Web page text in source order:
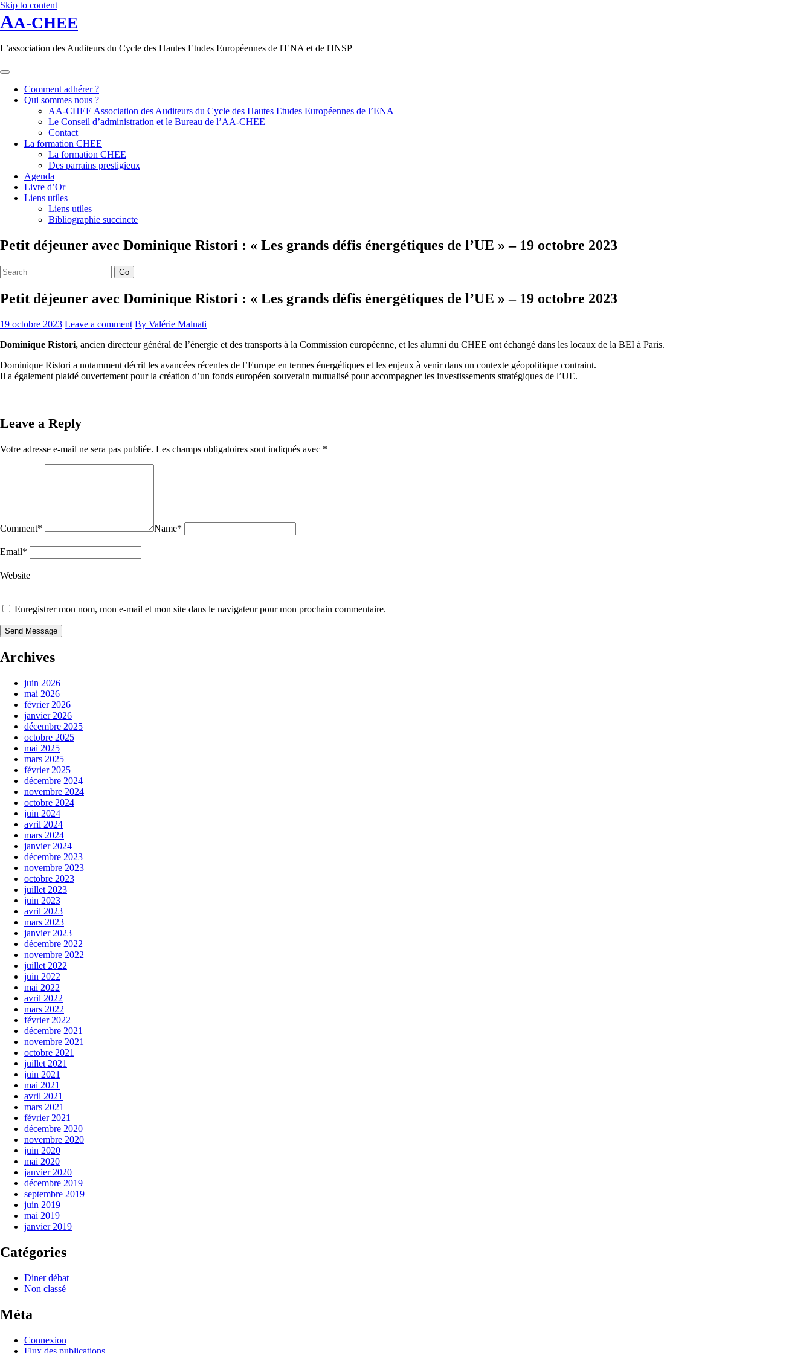
Skip to content
AA-CHEE
L’association des Auditeurs du Cycle des Hautes Etudes Européennes de l'ENA et de l'INSP
Comment adhérer ?
Qui sommes nous ?
AA-CHEE Association des Auditeurs du Cycle des Hautes Etudes Européennes de l’ENA
Le Conseil d’administration et le Bureau de l’AA-CHEE
Contact
La formation CHEE
La formation CHEE
Des parrains prestigieux
Agenda
Livre d’Or
Liens utiles
Liens utiles
Bibliographie succincte
Petit déjeuner avec Dominique Ristori : « Les grands défis énergétiques de l’UE » – 19 octobre 2023
Go
Petit déjeuner avec Dominique Ristori : « Les grands défis énergétiques de l’UE » – 19 octobre 2023
19 octobre 2023 Leave a comment By Valérie Malnati
Dominique Ristori, ancien directeur général de l’énergie et des transports à la Commission européenne, et les alumni du CHEE ont échangé dans les locaux de la BEI à Paris.
Dominique Ristori a notamment décrit les avancées récentes de l’Europe en termes énergétiques et les enjeux à venir dans un contexte géopolitique contraint.
Il a également plaidé ouvertement pour la création d’un fonds européen souverain mutualisé pour accompagner les investissements stratégiques de l’UE.
Leave a Reply
Votre adresse e-mail ne sera pas publiée. Les champs obligatoires sont indiqués avec *
Comment* Name*
Email*
Website
Enregistrer mon nom, mon e-mail et mon site dans le navigateur pour mon prochain commentaire.
Archives
juin 2026
mai 2026
février 2026
janvier 2026
décembre 2025
octobre 2025
mai 2025
mars 2025
février 2025
décembre 2024
novembre 2024
octobre 2024
juin 2024
avril 2024
mars 2024
janvier 2024
décembre 2023
novembre 2023
octobre 2023
juillet 2023
juin 2023
avril 2023
mars 2023
janvier 2023
décembre 2022
novembre 2022
juillet 2022
juin 2022
mai 2022
avril 2022
mars 2022
février 2022
décembre 2021
novembre 2021
octobre 2021
juillet 2021
juin 2021
mai 2021
avril 2021
mars 2021
février 2021
décembre 2020
novembre 2020
juin 2020
mai 2020
janvier 2020
décembre 2019
septembre 2019
juin 2019
mai 2019
janvier 2019
Catégories
Diner débat
Non classé
Méta
Connexion
Flux des publications